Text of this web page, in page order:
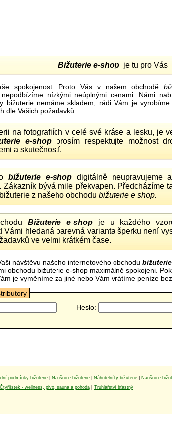
Bižuterie e-shopje tu pro Vás
spokojenost. Proto Vás v našem obchodě
nízkými neúplnými cenami. Námi
bižuterie nemáme skladem, rádi Vám je
dle Vašich požadavků.
na fotografiích v celé své kráse a lesku, je
e-shopprosím respektujte možnost
a skutečností.
bižuterie e-shopdigitálně neupravujeme
Zákazník bývá mile překvapen. Předcházíme
z našeho obchodu bižuterie e shop.
Bižuterie e-shop je u každého
Vámi hledaná barevná varianta šperku není
ve velmi krátkém čase.
návštěvu našeho internetového obchodu
obchodu bižuterie e-shop maximálně spokojeni.
je vyměníme za jiné nebo Vám vrátíme peníze
Heslo:
podmínky bižuterie| Naušnice bižuterie| Náhrdelníky bižuterie| Naušnice
- wellness, pivo, sauna a pohoda| Truhlářství šťastný